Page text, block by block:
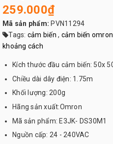
259.000₫
Mã sản phẩm: PVN11294
Tags: cảm biến , cảm biến omron
khoảng cách
Kích thước đầu cảm biến: 50x
Chiều dài dây điện: 1.75m
Khối lượng: 200g
Hãng sản xuất:Omron
Mã sản phẩm: E3JK- DS30M1
Nguồn cấp: 24 - 240VAC